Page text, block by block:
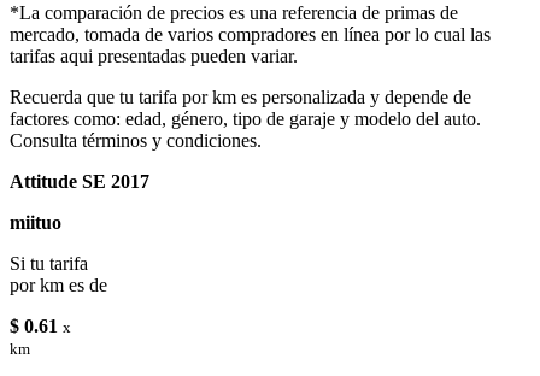
*La comparación de precios es una referencia de primas de
mercado, tomada de varios compradores en línea por lo cual las
tarifas aqui presentadas pueden variar.
Recuerda que tu tarifa por km es personalizada y depende de
factores como: edad, género, tipo de garaje y modelo del auto.
Consulta términos y condiciones.
Attitude SE 2017
miituo
Si tu tarifa
por km es de
$ 0.61 x
km